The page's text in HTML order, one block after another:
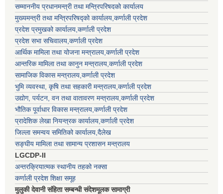
सम्माननीय प्रधानमन्त्री तथा मन्त्रिपरिषद‌को कार्यालय
मुख्यमन्त्री तथा मन्त्रिपरिषद्को कार्यालय,कर्णाली प्रदेश
प्रदेश प्रमुखको कार्यालय,कर्णाली प्रदेश
प्रदेश सभा सचिवालय,कर्णाली प्रदेश
आर्थिक मामिला तथा योजना मन्त्रालय,कर्णाली प्रदेश
आन्तरिक मामिला तथा कानुन मन्त्रालय,कर्णाली प्रदेश
सामाजिक विकास मन्त्रालय,कर्णाली प्रदेश
भुमि व्यवस्था, कृषि तथा सहकारी मन्त्रालय,कर्णाली प्रदेश
उद्योग, पर्यटन, वन तथा वातावरण मन्त्रालय,कर्णाली प्रदेश
भौतिक पूर्वाधार विकास मन्त्रालय,कर्णाली प्रदेश
प्रादेशिक लेखा नियन्त्रक कार्यालय,कर्णाली प्रदेश
जिल्ला समन्वय समितिको कार्यालय,दैलेख
सङ्घीय मामिला तथा सामान्य प्रशासन मन्त्रालय
LGCDP-II
अन्तरक्रियात्मक स्थानीय तहको नक्सा
कर्णाली प्रदेश शिक्षा समूह
मुलुकी देवानी संहिता सम्बन्धी संदेशमूलक सामाग्री